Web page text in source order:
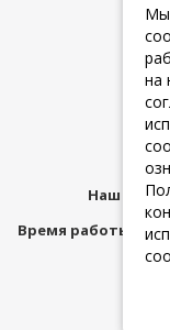
Наш
Время работы
Мы
на